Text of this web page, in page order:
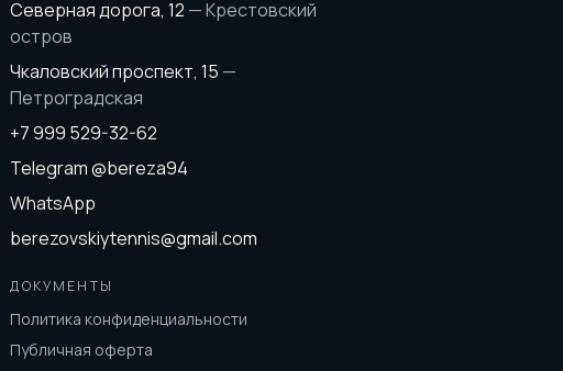
Северная дорога, 12 —Крестовский
остров
Чкаловский проспект, 15 —
Петроградская
+7 999 529-32-62
Telegram@bereza94
WhatsApp
berezovskiytennis@gmail.com
ДОКУМЕНТЫ
Политика конфиденциальности
Публичная оферта